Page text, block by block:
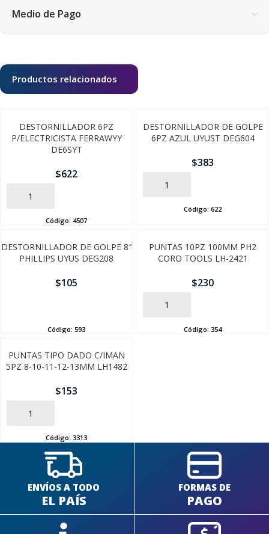
Medio de Pago
Productos relacionados
DESTORNILLADOR 6PZ
P/ELECTRICISTA FERRAWYY
DE6SYT
$622
AÑADIR
Código: 4507
DESTORNILLADOR DE GOLPE
6PZ AZUL UYUST DEG604
$383
AÑADIR
Código: 622
DESTORNILLADOR DE GOLPE 8″
PHILLIPS UYUS DEG208
$105
Código: 593
PUNTAS 10PZ 100MM PH2
CORO TOOLS LH-2421
$230
AÑADIR
Código: 354
PUNTAS TIPO DADO C/IMAN
5PZ 8-10-11-12-13MM LH1482
$153
AÑADIR
Código: 3313
ENVÍOS A TODO
EL PAÍS
FORMAS DE
PAGO
FINALIZÁ TU COMPRA